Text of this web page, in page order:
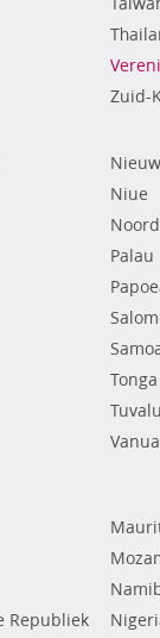
Zuid-
Niue
Palau
Tonga
Tuvalu
Republiek